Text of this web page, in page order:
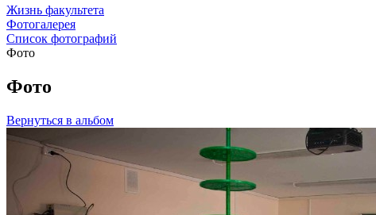
Жизнь факультета
Фотогалерея
Список фотографий
Фото
Фото
Вернуться в альбом